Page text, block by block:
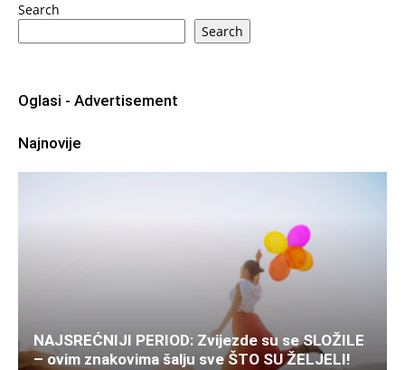
Search
Search
Oglasi - Advertisement
Najnovije
NAJSREĆNIJI PERIOD: Zvijezde su se SLOŽILE
– ovim znakovima šalju sve ŠTO SU ŽELJELI!